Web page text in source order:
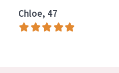
Essentials
Lift+
Chloe, 47